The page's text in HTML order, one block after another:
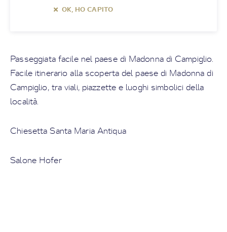
OK, HO CAPITO
Passeggiata facile nel paese di Madonna di Campiglio.
Facile itinerario alla scoperta del paese di Madonna di
Campiglio, tra viali, piazzette e luoghi simbolici della
località.
Chiesetta Santa Maria Antiqua
Salone Hofer